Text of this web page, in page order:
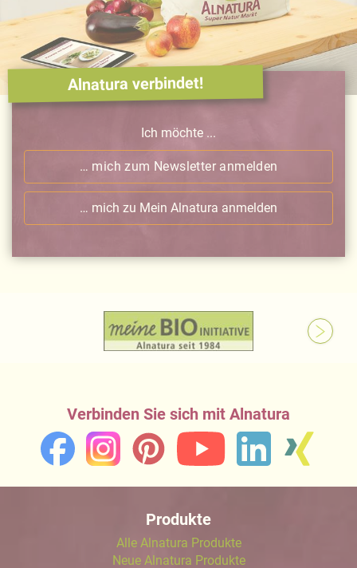
Alnatura verbindet!
Ich möchte ...
… mich zum Newsletter anmelden
… mich zu Mein Alnatura anmelden
Verbinden Sie sich mit Alnatura
Produkte
Alle Alnatura Produkte
Neue Alnatura Produkte